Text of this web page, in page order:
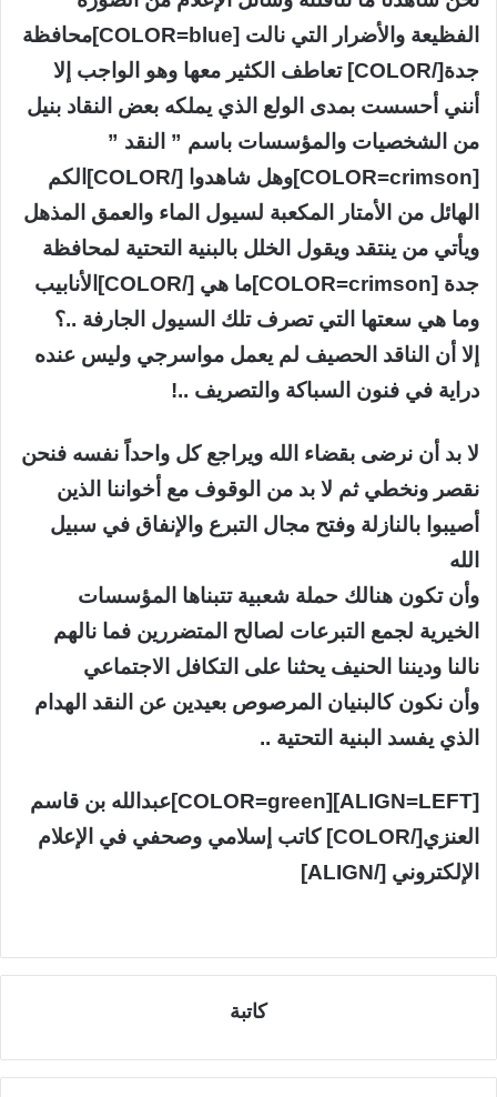
الفظيعة والأضرار التي نالت [COLOR=blue]محافظة
جدة[/COLOR] تعاطف الكثير معها وهو الواجب إلا
أنني أحسست بمدى الولع الذي يملكه بعض النقاد بنيل
من الشخصيات والمؤسسات باسم ” النقد ”
[COLOR=crimson]وهل شاهدوا [/COLOR]الكم
الهائل من الأمتار المكعبة لسيول الماء والعمق المذهل
ويأتي من ينتقد ويقول الخلل بالبنية التحتية لمحافظة
جدة [COLOR=crimson]ما هي [/COLOR]الأنابيب
وما هي سعتها التي تصرف تلك السيول الجارفة ..؟
إلا أن الناقد الحصيف لم يعمل مواسرجي وليس عنده
دراية في فنون السباكة والتصريف ..!
لا بد أن نرضى بقضاء الله ويراجع كل واحداً نفسه فنحن
نقصر ونخطي ثم لا بد من الوقوف مع أخواننا الذين
أصيبوا بالنازلة وفتح مجال التبرع والإنفاق في سبيل
الله
وأن تكون هنالك حملة شعبية تتبناها المؤسسات
الخيرية لجمع التبرعات لصالح المتضررين فما نالهم
نالنا وديننا الحنيف يحثنا على التكافل الاجتماعي
وأن نكون كالبنيان المرصوص بعيدين عن النقد الهدام
الذي يفسد البنية التحتية ..
[ALIGN=LEFT][COLOR=green]عبدالله بن قاسم
العنزي[/COLOR] كاتب إسلامي وصحفي في الإعلام
الإلكتروني [/ALIGN]
كاتبة